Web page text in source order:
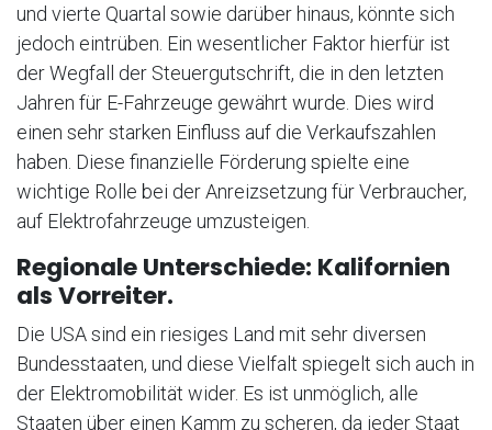
und vierte Quartal sowie darüber hinaus, könnte sich
jedoch eintrüben. Ein wesentlicher Faktor hierfür ist
der Wegfall der Steuergutschrift, die in den letzten
Jahren für E-Fahrzeuge gewährt wurde. Dies wird
einen sehr starken Einfluss auf die Verkaufszahlen
haben. Diese finanzielle Förderung spielte eine
wichtige Rolle bei der Anreizsetzung für Verbraucher,
auf Elektrofahrzeuge umzusteigen.
Regionale Unterschiede: Kalifornien
als Vorreiter.
Die USA sind ein riesiges Land mit sehr diversen
Bundesstaaten, und diese Vielfalt spiegelt sich auch in
der Elektromobilität wider. Es ist unmöglich, alle
Staaten über einen Kamm zu scheren, da jeder Staat